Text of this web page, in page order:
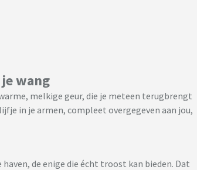
wang
melkige geur, die je meteen terugbrengt
in je armen, compleet overgegeven aan jou,
de enige die écht troost kan bieden. Dat